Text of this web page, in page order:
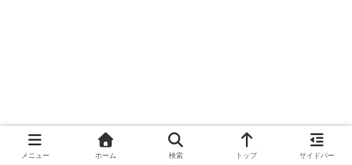
メニュー ホーム 検索 トップ サイドバー